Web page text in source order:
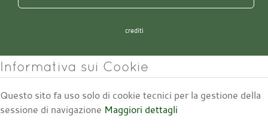
crediti
Informativa sui Cookie
Questo sito fa uso solo di cookie tecnici per la gestione della
sessione di navigazione Maggiori dettagli